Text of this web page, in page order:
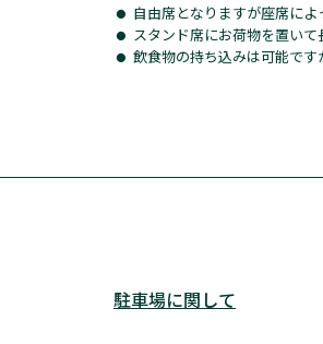
自由席となりますが座席によ
スタンド席にお荷物を置いて
飲食物の持ち込みは可能です
駐車場に関して